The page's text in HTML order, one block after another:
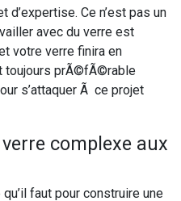
Ce n’est pas un
avec du verre est
votre verre finira en
toujours prÃ©fÃ©rable
s’attaquer Ã ce projet
complexe aux
faut pour construire une